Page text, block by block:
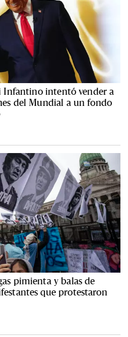
Infantino intentó vender a
del Mundial a un fondo
pimienta y balas de
que protestaron